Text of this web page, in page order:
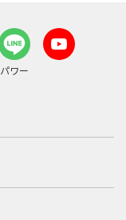
パワー